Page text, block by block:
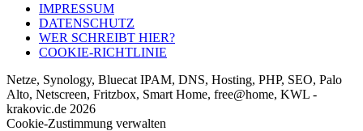
IMPRESSUM
DATENSCHUTZ
WER SCHREIBT HIER?
COOKIE-RICHTLINIE
Netze, Synology, Bluecat IPAM, DNS, Hosting, PHP, SEO, Palo
Alto, Netscreen, Fritzbox, Smart Home, free@home, KWL -
krakovic.de 2026
Cookie-Zustimmung verwalten